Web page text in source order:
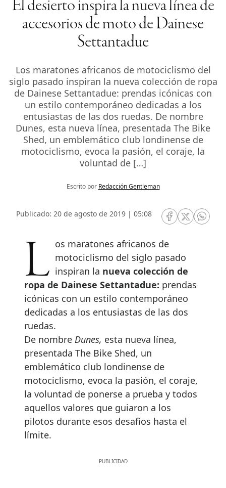
El desierto inspira la nueva línea de
accesorios de moto de Dainese
Settantadue
Los maratones africanos de motociclismo del
siglo pasado inspiran la nueva colección de ropa
de Dainese Settantadue: prendas icónicas con
un estilo contemporáneo dedicadas a los
entusiastas de las dos ruedas. De nombre
Dunes, esta nueva línea, presentada The Bike
Shed, un emblemático club londinense de
motociclismo, evoca la pasión, el coraje, la
voluntad de […]
Escrito por Redacción Gentleman
Publicado: 20 de agosto de 2019 | 05:08
RRSS Facebook
RRSSRRSS
Los maratones africanos de motociclismo del siglo pasado
inspiran la nueva colección de
ropa de Dainese Settantadue: prendas
icónicas con un estilo contemporáneo
dedicadas a los entusiastas de las dos
ruedas.
De nombre Dunes, esta nueva línea,
presentada The Bike Shed, un
emblemático club londinense de
motociclismo, evoca la pasión, el coraje,
la voluntad de ponerse a prueba y todos
aquellos valores que guiaron a los
pilotos durante esos desafíos hasta el
límite.